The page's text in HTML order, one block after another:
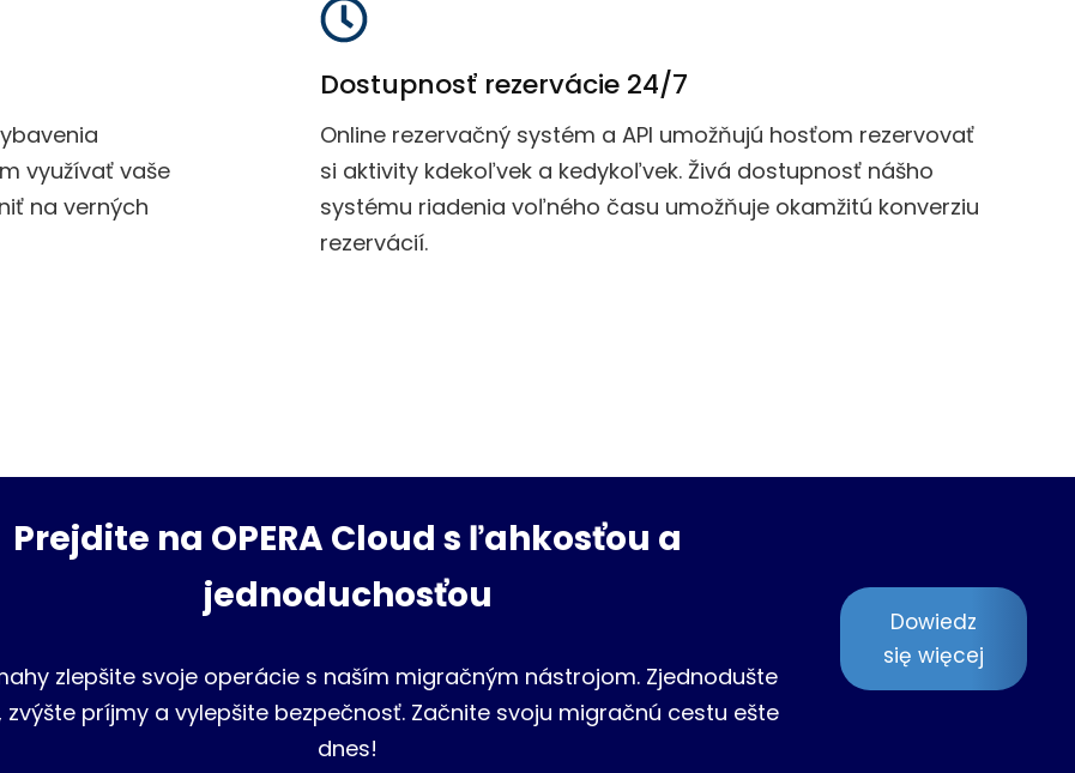
využívať vaše
na verných
Dostupnosť rezervácie 24/7
Online rezervačný systém a API umožňujú hosťom rezervovať
si aktivity kdekoľvek a kedykoľvek. Živá dostupnosť nášho
systému riadenia voľného času umožňuje okamžitú konverziu
rezervácií.
Prejdite na OPERA Cloud s ľahkosťou a
jednoduchosťou
zlepšite svoje operácie s naším migračným nástrojom. Zjednodušte
zvýšte príjmy a vylepšite bezpečnosť. Začnite svoju migračnú cestu ešte
dnes!
Dowiedz
się więcej